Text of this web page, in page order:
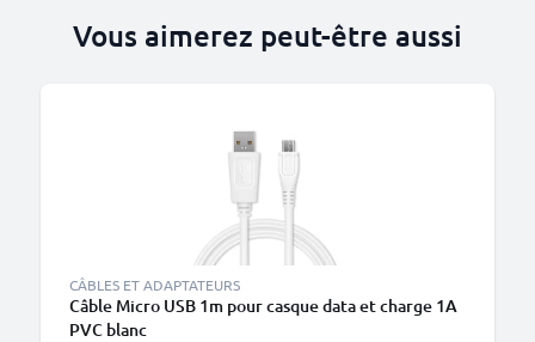
Vous aimerez peut-être aussi
CÂBLES ET ADAPTATEURS
Câble Micro USB 1m pour casque data et charge 1A
PVC blanc